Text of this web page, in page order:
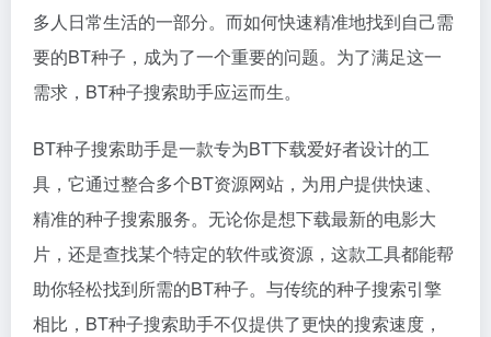
多人日常生活的一部分。而如何快速精准地找到自己需
要的BT种子，成为了一个重要的问题。为了满足这一
需求，BT种子搜索助手应运而生。
BT种子搜索助手是一款专为BT下载爱好者设计的工
具，它通过整合多个BT资源网站，为用户提供快速、
精准的种子搜索服务。无论你是想下载最新的电影大
片，还是查找某个特定的软件或资源，这款工具都能帮
助你轻松找到所需的BT种子。与传统的种子搜索引擎
相比，BT种子搜索助手不仅提供了更快的搜索速度，